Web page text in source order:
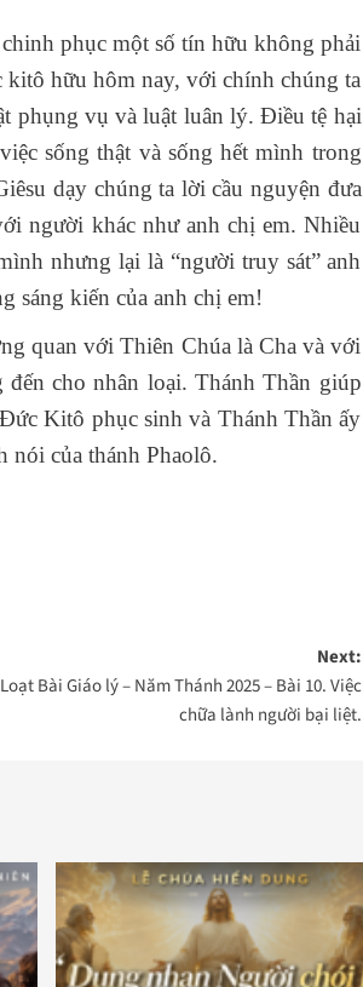
phục một số tín hữu không phải
hữu hôm nay, với chính chúng ta
phụng vụ và luật luân lý. Điều tệ hại
sống thật và sống hết mình trong
dạy chúng ta lời cầu nguyện đưa
người khác như anh chị em. Nhiều
nhưng lại là “người truy sát” anh
sáng kiến của anh chị em!
quan với Thiên Chúa là Cha và với
cho nhân loại. Thánh Thần giúp
Kitô phục sinh và Thánh Thần ấy
nói của thánh Phaolô.
Next:
Bài Giáo lý – Năm Thánh 2025 – Bài 10. Việc
chữa lành người bại liệt.